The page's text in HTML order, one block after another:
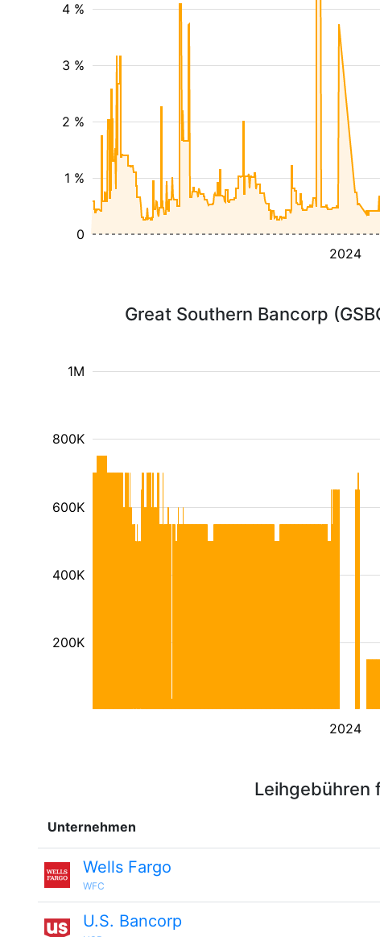
2024
1 %
2 %
3 %
4 %
0
Great Southern Bancorp
2024
200K
400K
600K
800K
1M
Leihgebühren
Unternehmen
Wells Fargo
WFC
U.S. Bancorp